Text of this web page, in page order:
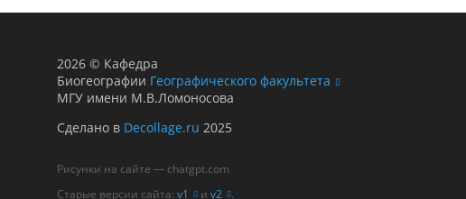
2026 © Кафедра
Биогеографии Географического факультета
МГУ имени М.В.Ломоносова
Сделано в Decollage.ru 2025
Рисунки на сайте — chatgpt.com
Старые версии сайта: v1 и v2 .